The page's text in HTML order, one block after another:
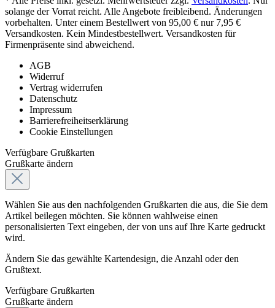
solange der Vorrat reicht. Alle Angebote freibleibend. Änderungen
vorbehalten. Unter einem Bestellwert von 95,00 € nur 7,95 €
Versandkosten. Kein Mindestbestellwert. Versandkosten für
Firmenpräsente sind abweichend.
AGB
Widerruf
Vertrag widerrufen
Datenschutz
Impressum
Barrierefreiheitserklärung
Cookie Einstellungen
Verfügbare Grußkarten
Grußkarte ändern
Wählen Sie aus den nachfolgenden Grußkarten die aus, die Sie dem
Artikel beilegen möchten. Sie können wahlweise einen
personalisierten Text eingeben, der von uns auf Ihre Karte gedruckt
wird.
Ändern Sie das gewählte Kartendesign, die Anzahl oder den
Grußtext.
Verfügbare Grußkarten
Grußkarte ändern